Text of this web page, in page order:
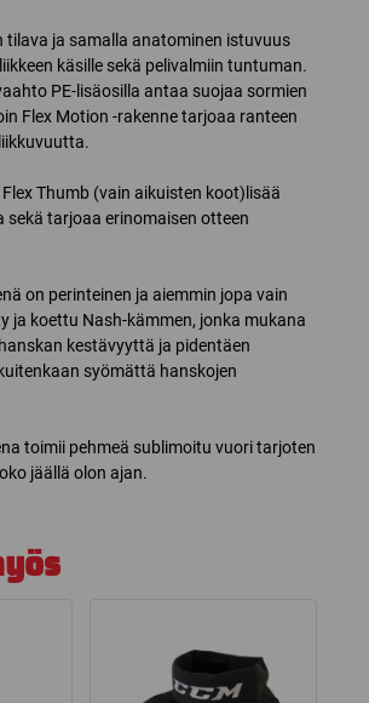
tilava ja samalla anatominen istuvuus
käsille sekä pelivalmiin tuntuman.
PE-lisäosilla antaa suojaa sormien
Flex Motion -rakenne tarjoaa ranteen
Thumb (vain aikuisten koot)lisää
sekä tarjoaa erinomaisen otteen
on perinteinen ja aiemmin jopa vain
ja koettu Nash-kämmen, jonka mukana
kestävyyttä ja pidentäen
syömättä hanskojen
toimii pehmeä sublimoitu vuori tarjoten
jäällä olon ajan.